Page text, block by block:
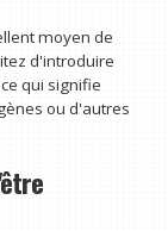
moyen de
d'introduire
qui signifie
ou d'autres